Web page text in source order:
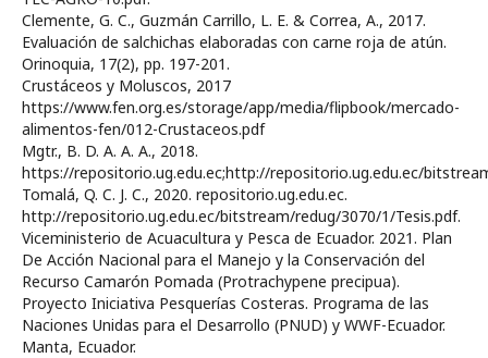
Clemente, G. C., Guzmán Carrillo, L. E. & Correa, A., 2017.
Evaluación de salchichas elaboradas con carne roja de atún.
Orinoquia, 17(2), pp. 197-201.
Crustáceos y Moluscos, 2017
https://www.fen.org.es/storage/app/media/flipbook/mercado-
alimentos-fen/012-Crustaceos.pdf
Mgtr., B. D. A. A. A., 2018.
https://repositorio.ug.edu.ec;http://repositorio.ug.edu.ec/
Tomalá, Q. C. J. C., 2020. repositorio.ug.edu.ec.
http://repositorio.ug.edu.ec/bitstream/redug/3070/1/Tesis.pdf.
Viceministerio de Acuacultura y Pesca de Ecuador. 2021. Plan
De Acción Nacional para el Manejo y la Conservación del
Recurso Camarón Pomada (Protrachypene precipua).
Proyecto Iniciativa Pesquerías Costeras. Programa de las
Naciones Unidas para el Desarrollo (PNUD) y WWF-Ecuador.
Manta, Ecuador.